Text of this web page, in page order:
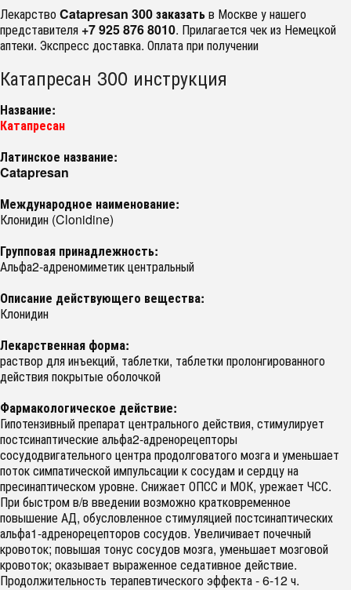
ЛекарствоCatapresan 300 заказатьв Москве у нашего
представителя +7 925 876 8010. Прилагается чек из Немецкой
аптеки. Экспресс доставка. Оплата при получении
Катапресан 300 инструкция
Название:
Катапресан
Латинское название:
Catapresan
Международное наименование:
Клонидин (Clonidine)
Групповая принадлежность:
Альфа2-адреномиметик центральный
Описание действующего вещества:
Клонидин
Лекарственная форма:
раствор для инъекций, таблетки, таблетки пролонгированного
действия покрытые оболочкой
Фармакологическое действие:
Гипотензивный препарат центрального действия, стимулирует
постсинаптические альфа2-адренорецепторы
сосудодвигательного центра продолговатого мозга и уменьшает
поток симпатической импульсации к сосудам и сердцу на
пресинаптическом уровне. Снижает ОПСС и МОК, урежает ЧСС.
При быстром в/в введении возможно кратковременное
повышение АД, обусловленное стимуляцией постсинаптических
альфа1-адренорецепторов сосудов. Увеличивает почечный
кровоток; повышая тонус сосудов мозга, уменьшает мозговой
кровоток; оказывает выраженное седативное действие.
Продолжительность терапевтического эффекта - 6-12 ч.